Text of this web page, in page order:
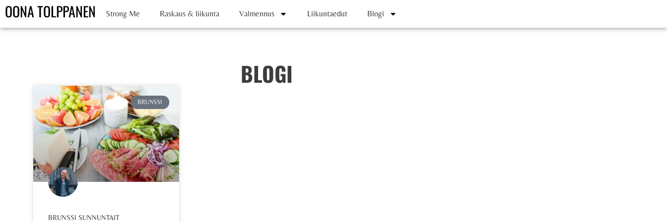
OONA TOLPPANEN Strong Me Raskaus & liikunta Valmennus Liikuntaedut Blogi
BLOGI
BRUNSSI
BRUNSSI SUNNUNTAIT